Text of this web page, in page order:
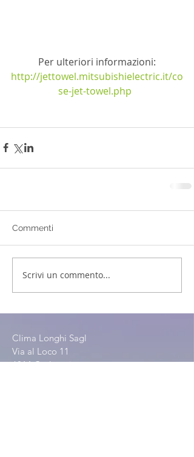
Per ulteriori informazioni:
http://jettowel.mitsubishielectric.it/co
se-jet-towel.php
Commenti
Scrivi un commento...
Clima Longhi Sagl
Via al Loco 11
6814 Cadempino